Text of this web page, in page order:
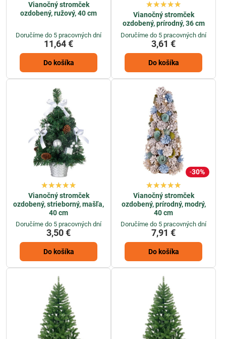
Vianočný stromček
ozdobený, ružový, 40 cm
Doručíme do 5 pracovných dní
11,64 €
Do košíka
Vianočný stromček
ozdobený, prírodný, 36 cm
Doručíme do 5 pracovných dní
3,61 €
Do košíka
Vianočný stromček
ozdobený, strieborný, mašľa,
40 cm
Doručíme do 5 pracovných dní
3,50 €
Do košíka
30%
Vianočný stromček
ozdobený, prírodný, modrý,
40 cm
Doručíme do 5 pracovných dní
7,91 €
Do košíka